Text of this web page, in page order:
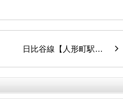
日比谷線【人形町駅…